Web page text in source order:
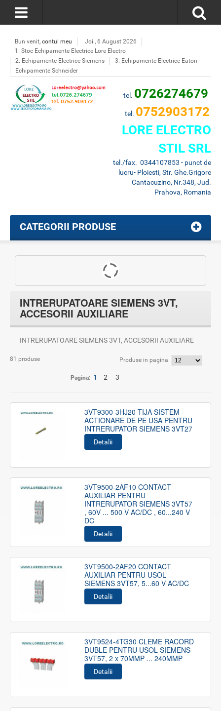
Bun venit, contul meu
Joi , 6 August 2026
1. Stoc Echipamente Electrice Lore Electro
2. Echipamente Electrice Siemens
3. Echipamente Electrice Eaton
Echipamente Schneider
tel. 0726274679
tel. 0752903172
LORE ELECTRO
STIL SRL
tel./fax. 0344107853 - punct de
lucru- Ploiesti, Str. Ghe.Grigore
Cantacuzino, Nr.348, Jud.
Prahova, Romania
CATEGORII PRODUSE
INTRERUPATOARE SIEMENS 3VT,
ACCESORII AUXILIARE
INTRERUPATOARE SIEMENS 3VT, ACCESORII AUXILIARE
81 produse Produse in pagina
Pagina: 1 2 3
3VT9300-3HJ20 TIJA SISTEM
ACTIONARE DE PE USA PENTRU
INTRERUPATOR SIEMENS 3VT27
Detalii
3VT9500-2AF10 CONTACT
AUXILIAR PENTRU
INTRERUPATOR SIEMENS 3VT57
, 60V ... 500 V AC/DC , 60...240 V
DC
Detalii
3VT9500-2AF20 CONTACT
AUXILIAR PENTRU USOL
SIEMENS 3VT57, 5...60 V AC/DC
Detalii
3VT9524-4TG30 CLEME RACORD
DUBLE PENTRU USOL SIEMENS
3VT57, 2 x 70MMP ... 240MMP
Detalii